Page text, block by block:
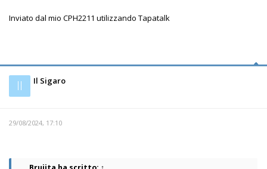
Inviato dal mio CPH2211 utilizzando Tapatalk
Il Il Sigaro
29/08/2024, 17:10